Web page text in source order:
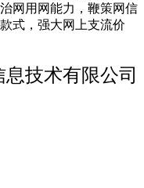
网用网能力，鞭策网信
式，强大网上支流价
技术有限公司